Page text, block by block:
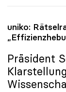
uniko:
Präsident